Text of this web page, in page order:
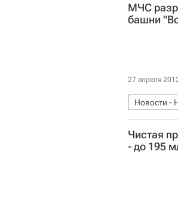
МЧС
башни
27 апреля
Новости -
Пожар в
Чистая
- до 195